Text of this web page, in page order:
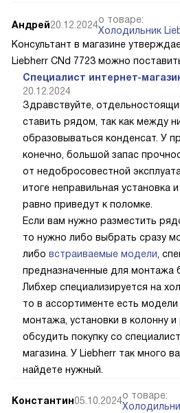
Андрей20.12.2024о товаре:
Холодильник
Консультант в магазине
Liebherr CNd 7723 можно
Специалист интернет-
20.12.2024
Здравствуйте,
ставить рядом, так как между
образовываться конденсат. У
конечно, большой запас
от недобросовестной
итоге неправильная установка
равно приведут к поломке.
Если вам нужно разместить
то нужно либо выбрать сразу
либо встраиваемые модели ,
предназначенные для монтажа
Либхер специализируется на
то в ассортименте есть
монтажа, установки в колонну
обсудить покупку со
магазина. У Liebherr так много
найдете нужный.
Константин05.10.2024о товаре: